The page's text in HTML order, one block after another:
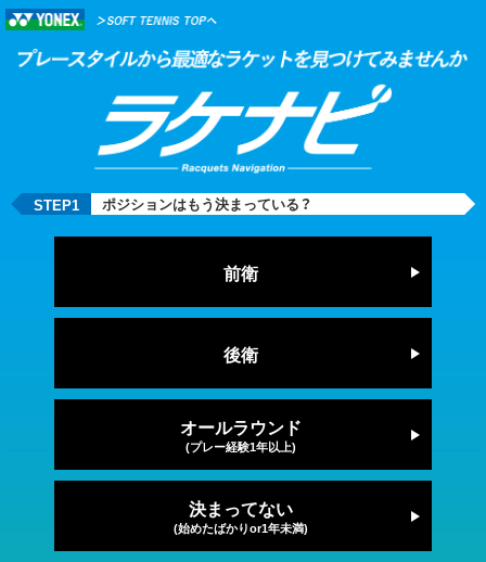
STEP1 ポジションはもう決まっている？
前衛
後衛
オールラウンド
(プレー経験1年以上)
決まってない
(始めたばかりor1年未満)